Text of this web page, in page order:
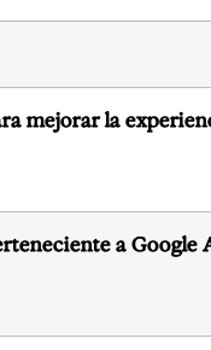
mejorar la
a Google